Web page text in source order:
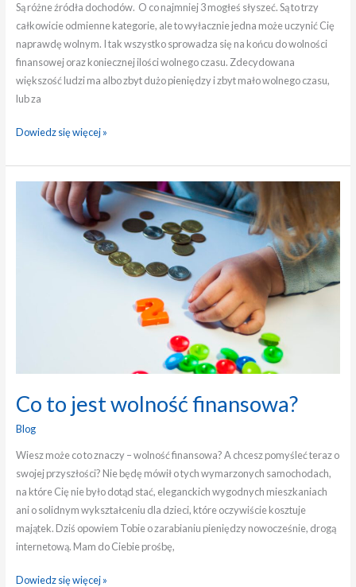
Są różne źródła dochodów. O co najmniej 3 mogłeś słyszeć. Są to trzy
całkowicie odmienne kategorie, ale to wyłacznie jedna może uczynić Cię
naprawdę wolnym. I tak wszystko sprowadza się na końcu do wolności
finansowej oraz koniecznej ilości wolnego czasu. Zdecydowana
większość ludzi ma albo zbyt dużo pieniędzy i zbyt mało wolnego czasu,
lub za
Dowiedz się więcej »
Co to jest wolność finansowa?
Blog
Wiesz może co to znaczy – wolność finansowa? A chcesz pomyśleć teraz o
swojej przyszłości? Nie będę mówił o tych wymarzonych samochodach,
na które Cię nie było dotąd stać, eleganckich wygodnych mieszkaniach
ani o solidnym wykształceniu dla dzieci, które oczywiście kosztuje
majątek. Dziś opowiem Tobie o zarabianiu pieniędzy nowocześnie, drogą
internetową. Mam do Ciebie prośbę,
Dowiedz się więcej »